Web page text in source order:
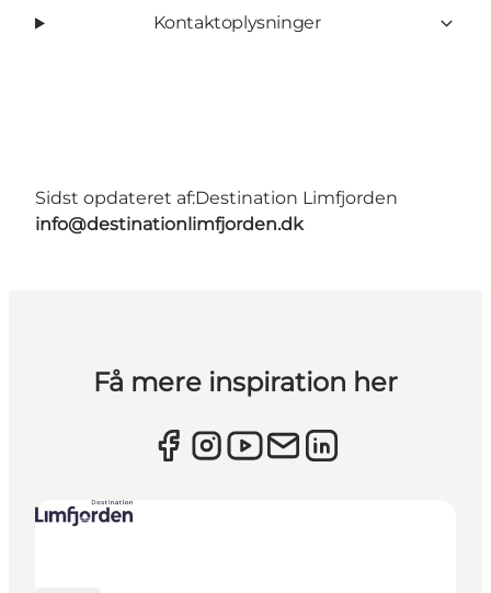
Kontaktoplysninger
Sidst opdateret af:Destination Limfjorden
info@destinationlimfjorden.dk
Få mere inspiration her